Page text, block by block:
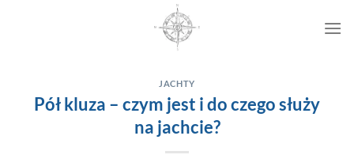
JACHTY
Pół kluza – czym jest i do czego służy
na jachcie?